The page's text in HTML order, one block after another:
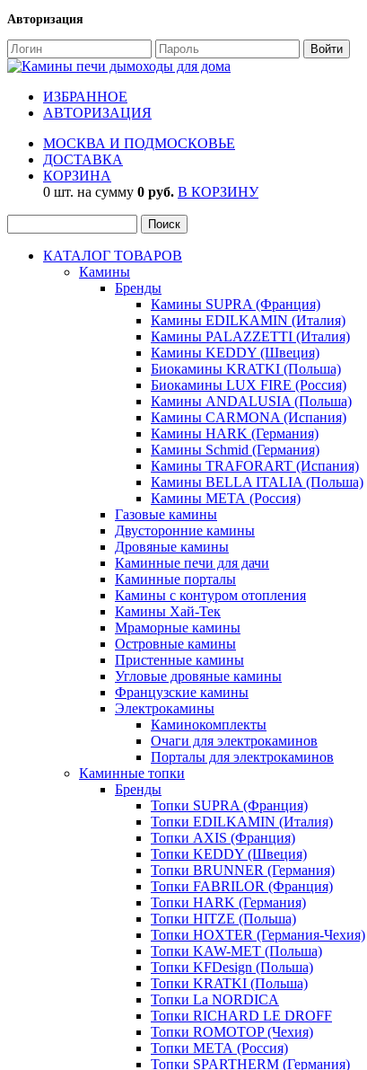
Авторизация
ИЗБРАННОЕ
АВТОРИЗАЦИЯ
МОСКВА И ПОДМОСКОВЬЕ
ДОСТАВКА
КОРЗИНА
0 шт. на сумму 0 руб. В КОРЗИНУ
КАТАЛОГ ТОВАРОВ
Камины
Бренды
Камины SUPRA (Франция)
Камины EDILKAMIN (Италия)
Камины PALAZZETTI (Италия)
Камины KEDDY (Швеция)
Биокамины KRATKI (Польша)
Биокамины LUX FIRE (Россия)
Камины ANDALUSIA (Польша)
Камины CARMONA (Испания)
Камины HARK (Германия)
Камины Schmid (Германия)
Камины TRAFORART (Испания)
Камины BELLA ITALIA (Польша)
Камины МЕТА (Россия)
Газовые камины
Двусторонние камины
Дровяные камины
Каминные печи для дачи
Каминные порталы
Камины с контуром отопления
Камины Хай-Тек
Мраморные камины
Островные камины
Пристенные камины
Угловые дровяные камины
Французские камины
Электрокамины
Каминокомплекты
Очаги для электрокаминов
Порталы для электрокаминов
Каминные топки
Бренды
Топки SUPRA (Франция)
Топки EDILKAMIN (Италия)
Топки AXIS (Франция)
Топки KEDDY (Швеция)
Топки BRUNNER (Германия)
Топки FABRILOR (Франция)
Топки HARK (Германия)
Топки HITZE (Польша)
Топки HOXTER (Германия-Чехия)
Топки KAW-MET (Польша)
Топки KFDesign (Польша)
Топки KRATKI (Польша)
Топки La NORDICA
Топки RICHARD LE DROFF
Топки ROMOTOP (Чехия)
Топки МЕТА (Россия)
Топки SPARTHERM (Германия)